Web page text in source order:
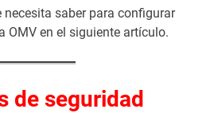
necesita saber para configurar
OMV en el siguiente artículo.
de seguridad